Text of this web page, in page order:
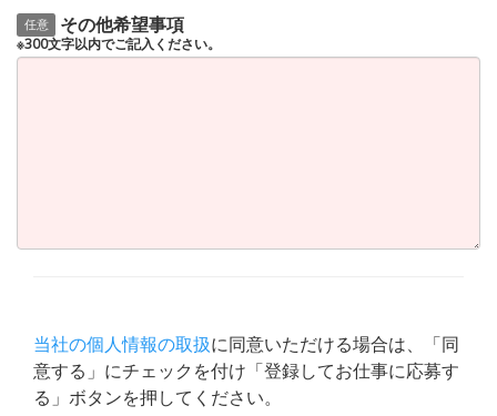
任意 その他希望事項
※300文字以内でご記入ください。
当社の個人情報の取扱に同意いただける場合は、「同
意する」にチェックを付け「登録してお仕事に応募す
る」ボタンを押してください。